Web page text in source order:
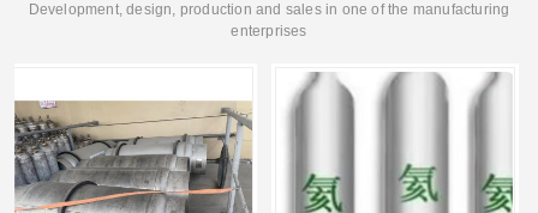
Development, design, production and sales in one of the manufacturing
enterprises